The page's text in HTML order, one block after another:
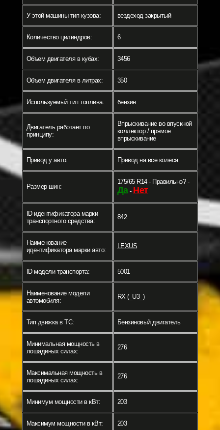
У этой машины тип кузова: вездеход закрытый
Количество цилиндров: 6
Объем двигателя в кубах: 3456
Объем двигателя в литрах: 350
Используемый тип топлива: бензин
Двигатель работает по
принципу:
Впрыскивание во впускной
коллектор / прямое
впрыскивание
Привод у авто: Привод на все колеса
Размер шин:
175/65 R14 - Правильно? -
Да- Нет
ID идентификатора марки
транспортного средства:
842
Наименование
идентификатора марки авто:
LEXUS
ID модели транспорта: 5001
Наименование модели
автомобиля:
RX (_U3_)
Тип движка в ТС: Бензиновый двигатель
Минимальная мощность в
лошадиных силах:
276
Максимальная мощность в
лошадиных силах:
276
Минимум мощности в кВт: 203
Максимум мощности в кВт: 203